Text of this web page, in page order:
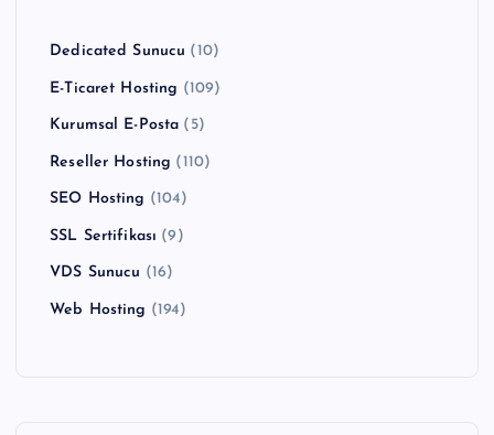
Dedicated Sunucu (10)
E-Ticaret Hosting (109)
Kurumsal E-Posta (5)
Reseller Hosting (110)
SEO Hosting (104)
SSL Sertifikası (9)
VDS Sunucu (16)
Web Hosting (194)